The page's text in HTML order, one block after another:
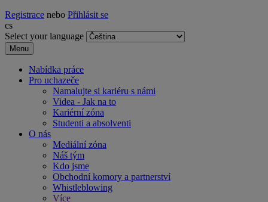
Registrace nebo Přihlásit se
cs
Select your language
Menu
Nabídka práce
Pro uchazeče
Namalujte si kariéru s námi
Videa - Jak na to
Kariérní zóna
Studenti a absolventi
O nás
Mediální zóna
Náš tým
Kdo jsme
Obchodní komory a partnerství
Whistleblowing
Více